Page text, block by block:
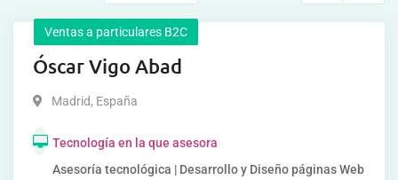
Ventas a particulares B2C
Óscar Vigo Abad
Madrid, España
Tecnología en la que asesora
Asesoría tecnológica | Desarrollo y Diseño páginas Web